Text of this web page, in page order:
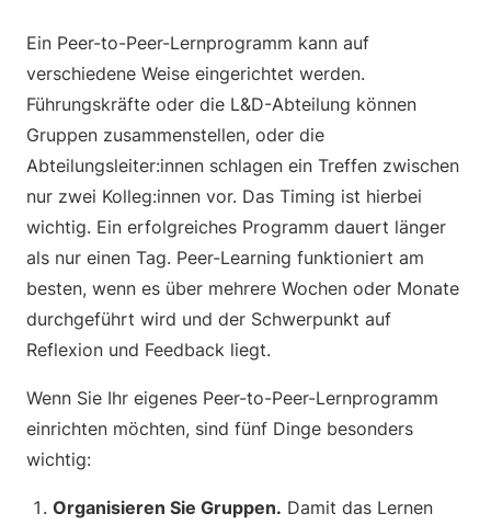
Ein Peer-to-Peer-Lernprogramm kann auf
verschiedene Weise eingerichtet werden.
Führungskräfte oder die L&D-Abteilung können
Gruppen zusammenstellen, oder die
Abteilungsleiter:innen schlagen ein Treffen zwischen
nur zwei Kolleg:innen vor. Das Timing ist hierbei
wichtig. Ein erfolgreiches Programm dauert länger
als nur einen Tag. Peer-Learning funktioniert am
besten, wenn es über mehrere Wochen oder Monate
durchgeführt wird und der Schwerpunkt auf
Reflexion und Feedback liegt.
Wenn Sie Ihr eigenes Peer-to-Peer-Lernprogramm
einrichten möchten, sind fünf Dinge besonders
wichtig:
Organisieren Sie Gruppen. Damit das Lernen